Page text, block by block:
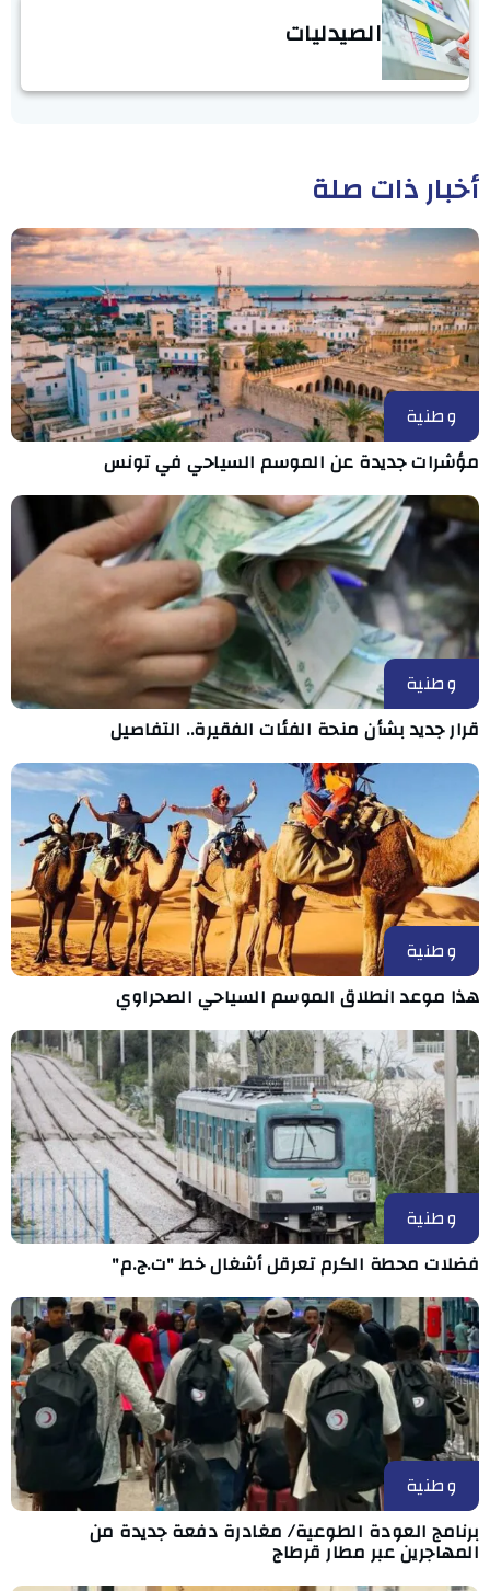
الصيدليات
أخبار ذات صلة
وطنية
مؤشرات جديدة عن الموسم السياحي في تونس
وطنية
قرار جديد بشأن منحة الفئات الفقيرة.. التفاصيل
وطنية
هذا موعد انطلاق الموسم السياحي الصحراوي
وطنية
فضلات محطة الكرم تعرقل أشغال خط "ت.ج.م"
وطنية
برنامج العودة الطوعية/ مغادرة دفعة جديدة من
المهاجرين عبر مطار قرطاج